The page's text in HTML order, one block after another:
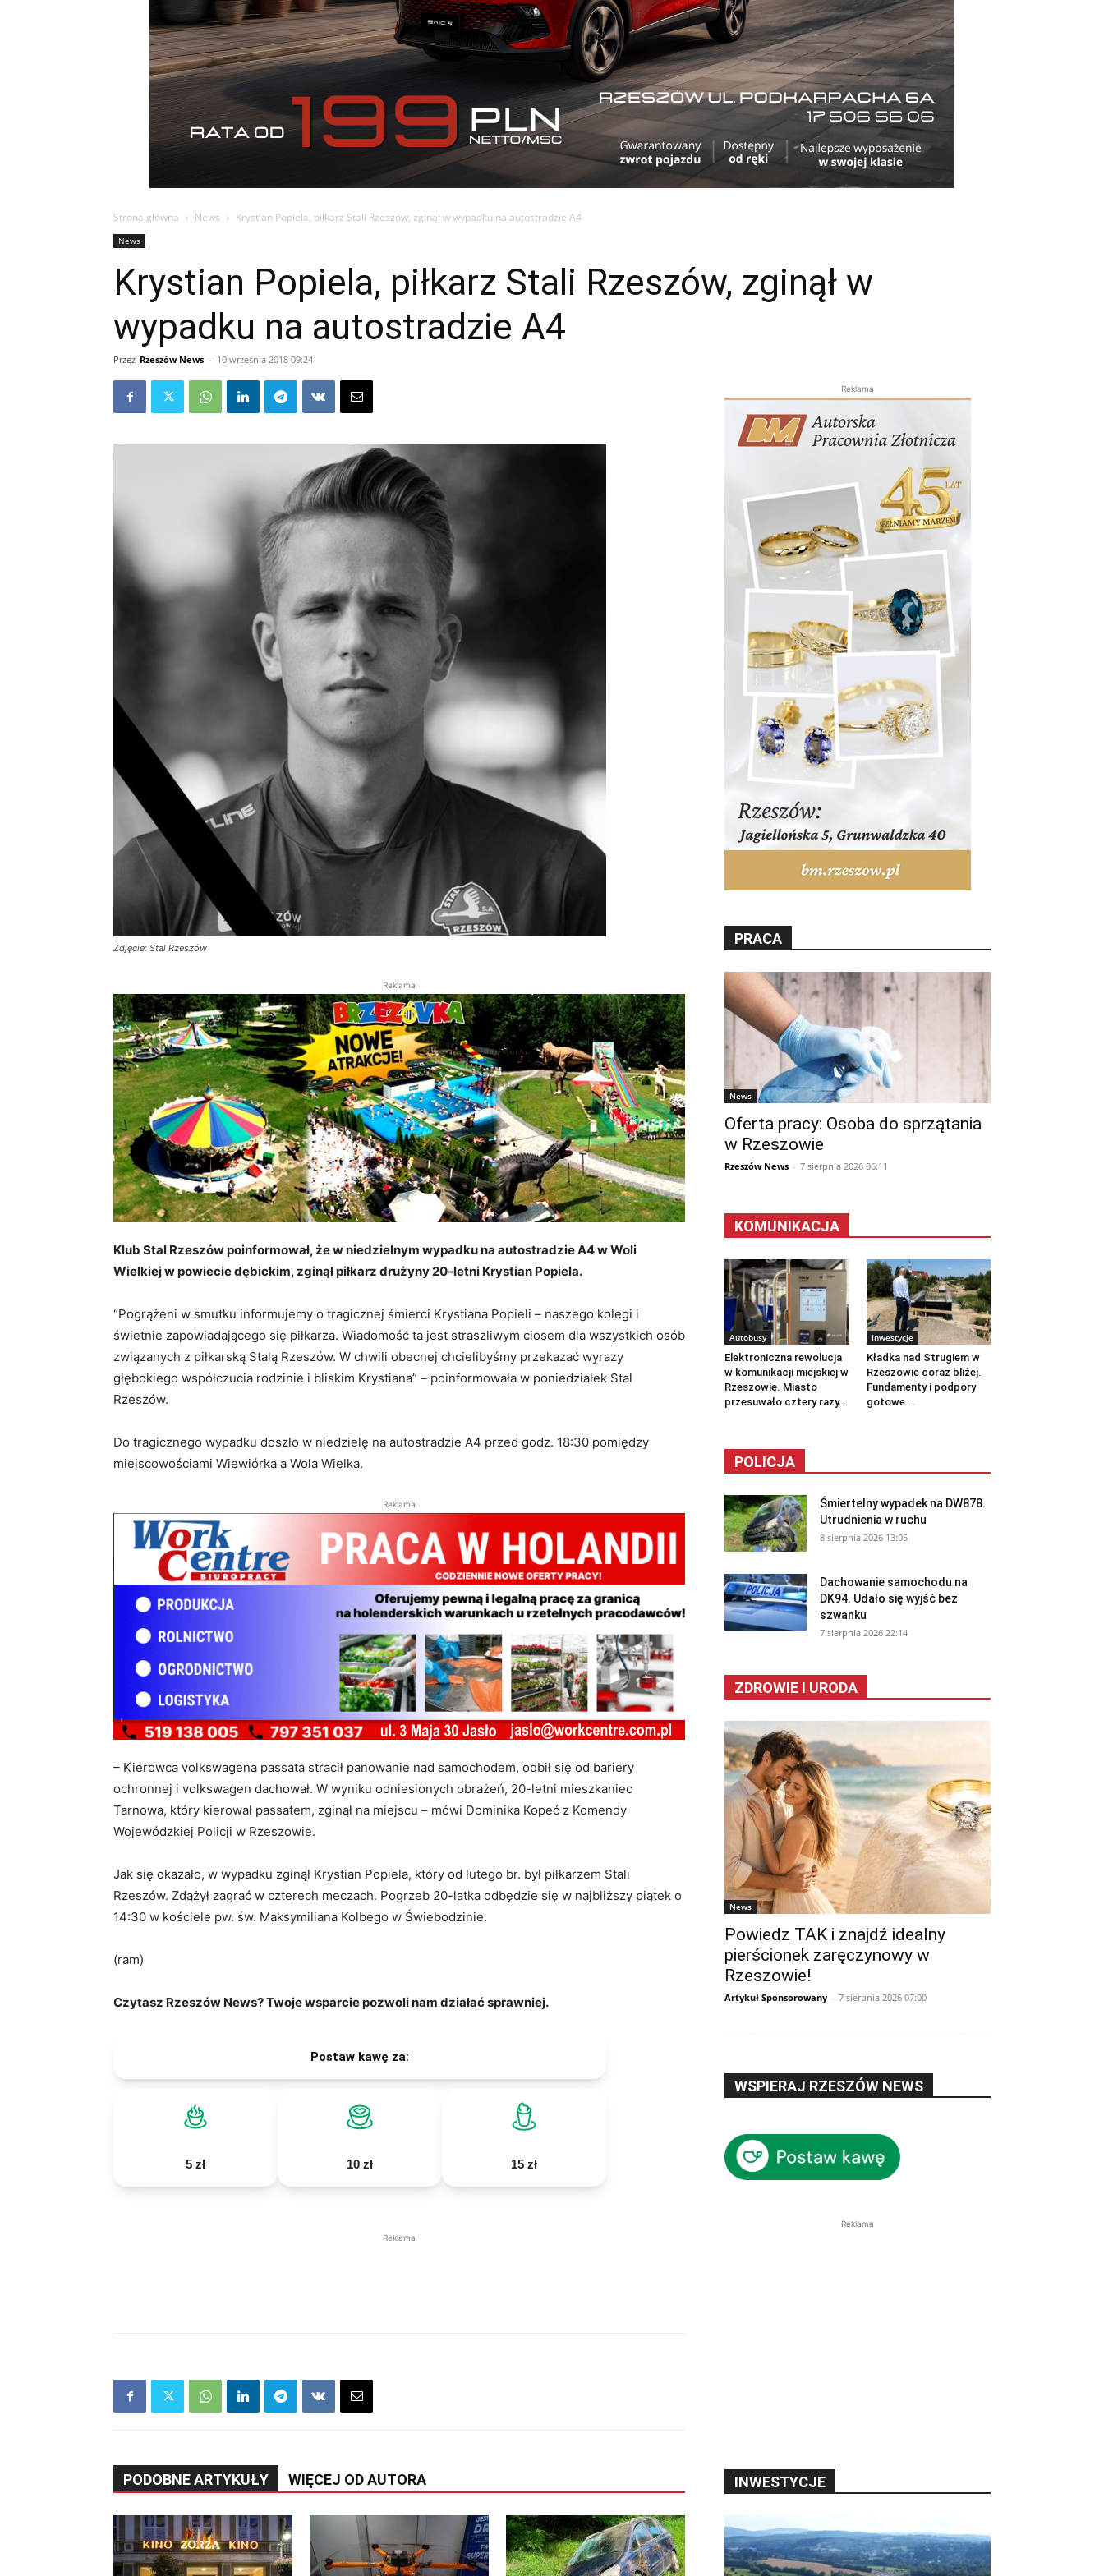
Strona główna News Krystian Popiela, piłkarz Stali Rzeszów, zginął w wypadku na autostradzie A4
News
Krystian Popiela, piłkarz Stali Rzeszów, zginął w
wypadku na autostradzie A4
Przez Rzeszów News - 10 września 2018 09:24
Zdjęcie: Stal Rzeszów
Reklama
Klub Stal Rzeszów poinformował, że w niedzielnym wypadku na autostradzie A4 w Woli
Wielkiej w powiecie dębickim, zginął piłkarz drużyny 20-letni Krystian Popiela.
“Pogrążeni w smutku informujemy o tragicznej śmierci Krystiana Popieli – naszego kolegi i
świetnie zapowiadającego się piłkarza. Wiadomość ta jest straszliwym ciosem dla wszystkich osób
związanych z piłkarską Stalą Rzeszów. W chwili obecnej chcielibyśmy przekazać wyrazy
głębokiego współczucia rodzinie i bliskim Krystiana” – poinformowała w poniedziałek Stal
Rzeszów.
Do tragicznego wypadku doszło w niedzielę na autostradzie A4 przed godz. 18:30 pomiędzy
miejscowościami Wiewiórka a Wola Wielka.
Reklama
– Kierowca volkswagena passata stracił panowanie nad samochodem, odbił się od bariery
ochronnej i volkswagen dachował. W wyniku odniesionych obrażeń, 20-letni mieszkaniec
Tarnowa, który kierował passatem, zginął na miejscu – mówi Dominika Kopeć z Komendy
Wojewódzkiej Policji w Rzeszowie.
Jak się okazało, w wypadku zginął Krystian Popiela, który od lutego br. był piłkarzem Stali
Rzeszów. Zdążył zagrać w czterech meczach. Pogrzeb 20-latka odbędzie się w najbliższy piątek o
14:30 w kościele pw. św. Maksymiliana Kolbego w Świebodzinie.
(ram)
Czytasz Rzeszów News? Twoje wsparcie pozwoli nam działać sprawniej.
Postaw kawę za:
5 zł 10 zł 15 zł
Reklama
PODOBNE ARTYKUŁY WIĘCEJ OD AUTORA
Reklama
PRACA
News
Oferta pracy: Osoba do sprzątania
w Rzeszowie
Rzeszów News - 7 sierpnia 2026 06:11
KOMUNIKACJA
Autobusy
Elektroniczna rewolucja
w komunikacji miejskiej w
Rzeszowie. Miasto
przesuwało cztery razy...
Inwestycje
Kładka nad Strugiem w
Rzeszowie coraz bliżej.
Fundamenty i podpory
gotowe...
POLICJA
Śmiertelny wypadek na DW878.
Utrudnienia w ruchu
8 sierpnia 2026 13:05
Dachowanie samochodu na
DK94. Udało się wyjść bez
szwanku
7 sierpnia 2026 22:14
ZDROWIE I URODA
News
Powiedz TAK i znajdź idealny
pierścionek zaręczynowy w
Rzeszowie!
Artykuł Sponsorowany - 7 sierpnia 2026 07:00
WSPIERAJ RZESZÓW NEWS
Reklama
INWESTYCJE